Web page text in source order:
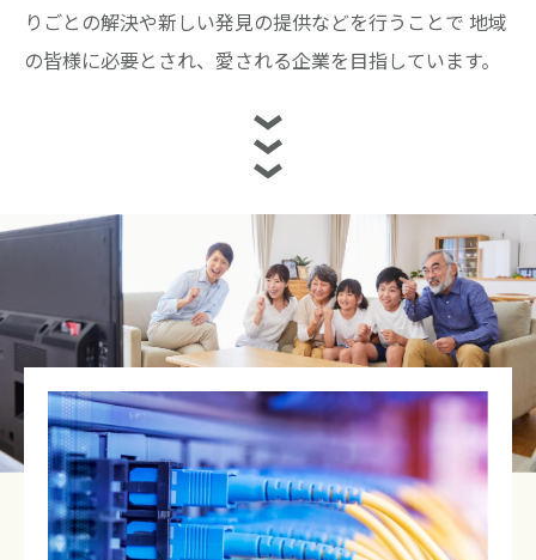
りごとの解決や新しい発見の提供などを行うことで 地域
の皆様に必要とされ、愛される企業を目指しています。